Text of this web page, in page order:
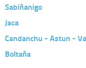
Sabiñanigo
Jaca
Candanchu - Astun -
Boltaña